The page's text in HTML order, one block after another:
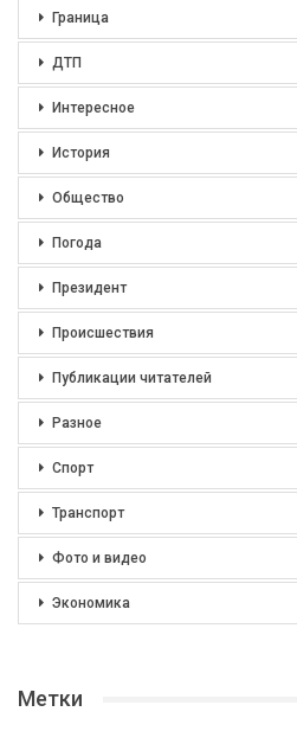
Граница
ДТП
Интересное
История
Общество
Погода
Президент
Происшествия
Публикации читателей
Разное
Спорт
Транспорт
Фото и видео
Экономика
Метки